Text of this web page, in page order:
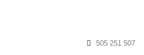
505 251 507